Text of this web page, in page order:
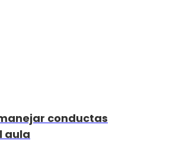
conductas
aula